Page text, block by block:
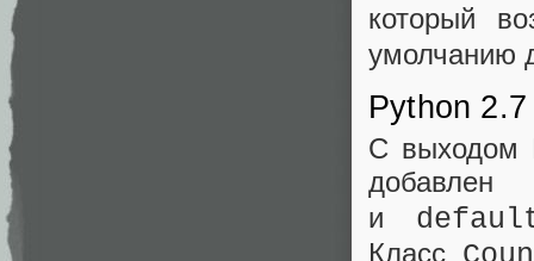
который
умолчанию
Python 2.7
С выходом
и
Класс